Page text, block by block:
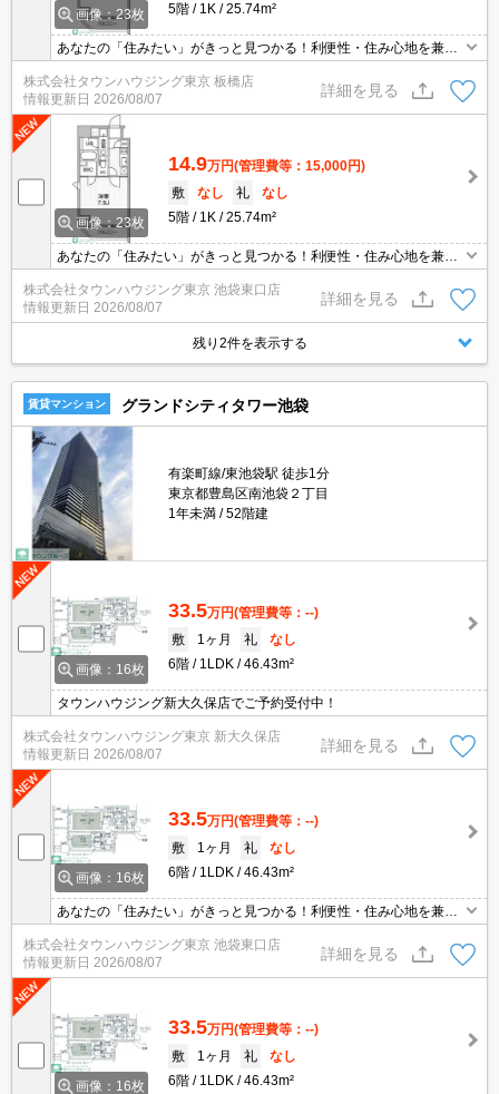
画像：23枚
5階
1K 25.74m²
あなたの「住みたい」がきっと見つかる！利便性・住み心地を兼ね
揃えた賃貸物件！お気軽にご相談ください。お部屋探しはタウンハ
ウジングへお任せください！
株式会社タウンハウジング東京 板橋店
情報更新日 2026/08/07
詳細を見る
画像：23枚
14.9万円(管理費等：15,000円)
敷
なし 礼
なし
5階
1K 25.74m²
あなたの「住みたい」がきっと見つかる！利便性・住み心地を兼ね
揃えた賃貸物件！お気軽にご相談ください。お部屋探しはタウンハ
ウジングへお任せください！
株式会社タウンハウジング東京 池袋東口店
情報更新日 2026/08/07
詳細を見る
残り2件を表示する
賃貸マンション グランドシティタワー池袋
有楽町線/東池袋駅 徒歩1分
東京都豊島区南池袋２丁目
1年未満
52階建
画像：16枚
33.5万円(管理費等：--)
敷
1ヶ月 礼
なし
6階
1LDK 46.43m²
タウンハウジング新大久保店でご予約受付中！
株式会社タウンハウジング東京 新大久保店
情報更新日 2026/08/07
詳細を見る
画像：16枚
33.5万円(管理費等：--)
敷
1ヶ月 礼
なし
6階
1LDK 46.43m²
あなたの「住みたい」がきっと見つかる！利便性・住み心地を兼ね
揃えた賃貸物件！お気軽にご相談ください。お部屋探しはタウンハ
ウジングへお任せください！
株式会社タウンハウジング東京 池袋東口店
情報更新日 2026/08/07
詳細を見る
画像：16枚
33.5万円(管理費等：--)
敷
1ヶ月 礼
なし
6階
1LDK 46.43m²